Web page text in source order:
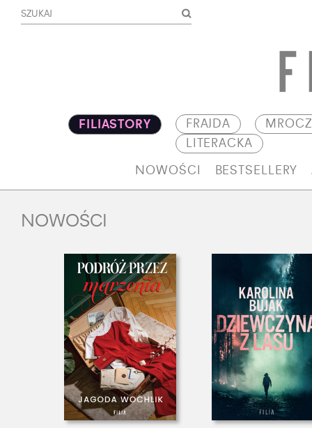
FILIASTORY FRAJDA
LITERACKA
NOWOŚCI BESTSELLERY
NOWOŚCI